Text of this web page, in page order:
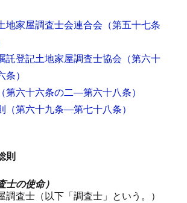
家屋調査士会連合会 （第五十七条
登記土地家屋調査士協会 （第六十
）
（第六十六条の二―第六十八条）
（第六十九条―第七十八条）
則
士の使命）
調査士（以下「調査士」という。）